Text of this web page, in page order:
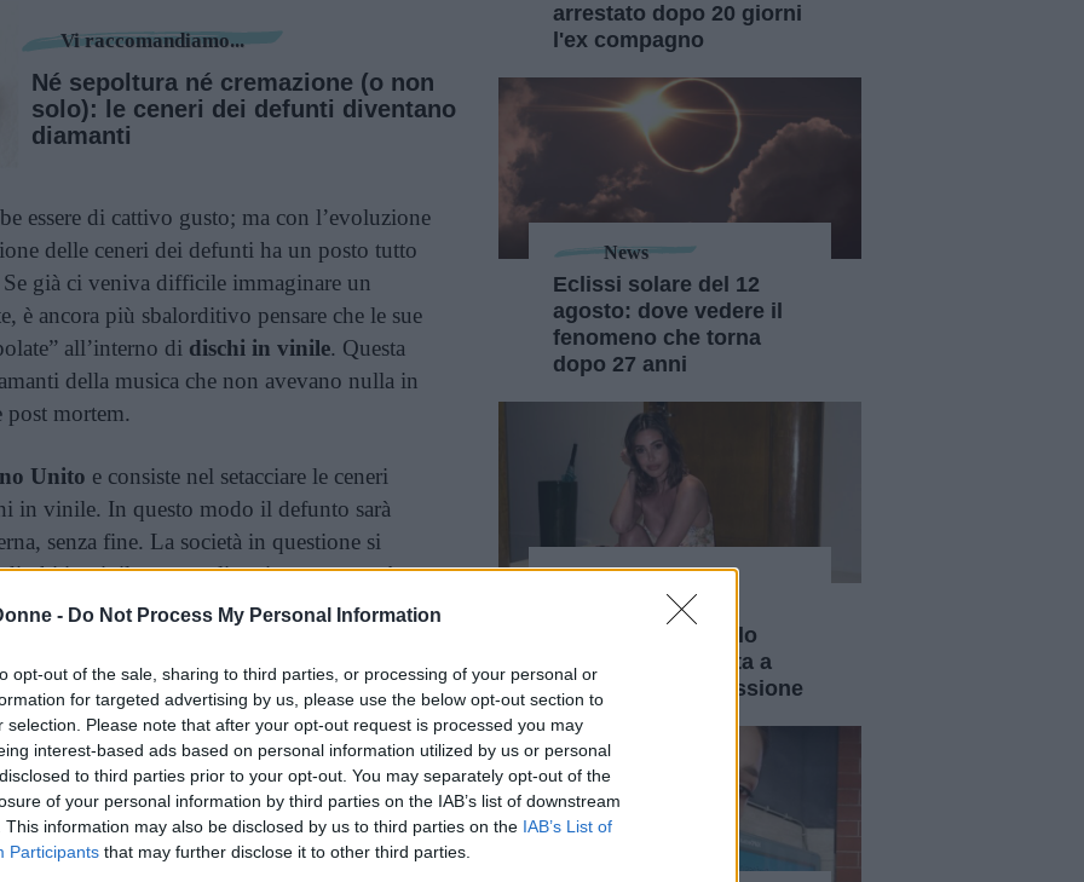
- Do Not Process My Personal Information
opt-out of the sale, sharing to third parties, or processing of your personal or
for targeted advertising by us, please use the below opt-out section to
selection. Please note that after your opt-out request is processed you may
interest-based ads based on personal information utilized by us or personal
to third parties prior to your opt-out. You may separately opt-out of the
of your personal information by third parties on the IAB’s list of downstream
This information may also be disclosed by us to third parties on the IAB’s List of
Participants that may further disclose it to other third parties.
Vi raccomandiamo...
Né sepoltura né cremazione (o non
solo): le ceneri dei defunti diventano
diamanti
essere di cattivo gusto; ma con l’evoluzione
delle ceneri dei defunti ha un posto tutto
già ci veniva difficile immaginare un
è ancora più sbalorditivo pensare che le sue
all’interno di dischi in vinile. Questa
della musica che non avevano nulla in
post mortem.
Unito e consiste nel setacciare le ceneri
in vinile. In questo modo il defunto sarà
senza fine. La società in questione si
in vinile personalizzati: ognuno può
che può essere quella che lo lega al
(ad esempio la sua voce) o ancora, se si
senza musica (ma non avrebbe molto
completamente muto). Ogni volta che la
ceneri, si sentirà un piccolo fruscio che
arrestato dopo 20 giorni
l'ex compagno
News
Eclissi solare del 12
agosto: dove vedere il
fenomeno che torna
dopo 27 anni
News
Belén Rodriguez
racconta di come lo
yoga l'abbia aiutata a
superare la depressione